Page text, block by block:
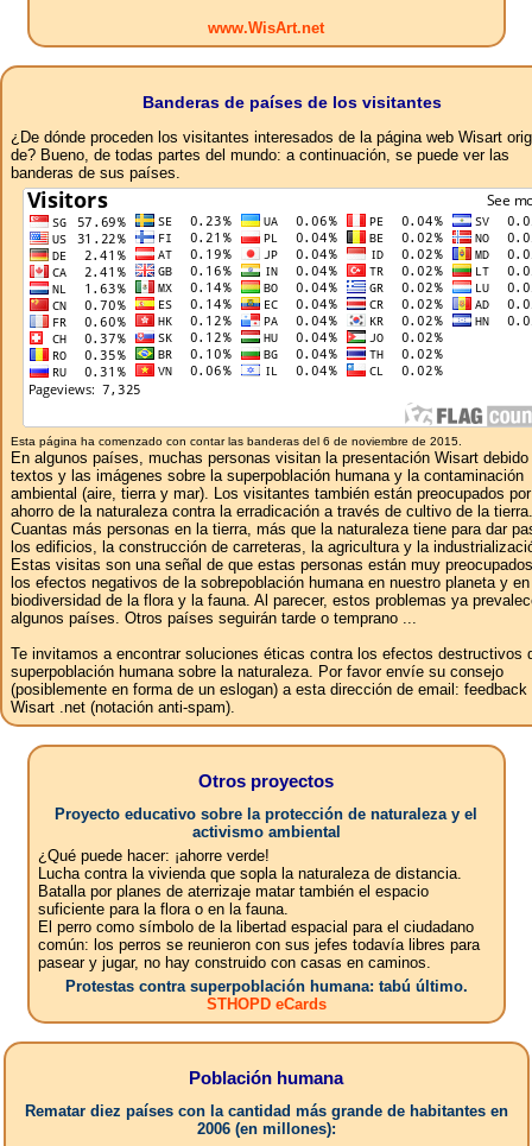
www.WisArt.net
Banderas de países de los visitantes
¿De dónde proceden los visitantes interesados ​​de la página web Wisart
de? Bueno, de todas partes del mundo: a continuación, se puede ver las
banderas de sus países.
Esta página ha comenzado con contar las banderas del 6 de noviembre de 2015.
En algunos países, muchas personas visitan la presentación Wisart
textos y las imágenes sobre la superpoblación humana y la contaminación
ambiental (aire, tierra y mar). Los visitantes también están preocupados
ahorro de la naturaleza contra la erradicación a través de cultivo de la tierra.
Cuantas más personas en la tierra, más que la naturaleza tiene para dar
los edificios, la construcción de carreteras, la agricultura y la
Estas visitas son una señal de que estas personas están muy
los efectos negativos de la sobrepoblación humana en nuestro planeta y
biodiversidad de la flora y la fauna. Al parecer, estos problemas ya
algunos países. Otros países seguirán tarde o temprano ...
Te invitamos a encontrar soluciones éticas contra los efectos destructivos
superpoblación humana sobre la naturaleza. Por favor envíe su consejo
(posiblemente en forma de un eslogan) a esta dirección de email: feedback
Wisart .net (notación anti-spam).
Otros proyectos
Proyecto educativo sobre la protección de naturaleza y el
activismo ambiental
¿Qué puede hacer: ¡ahorre verde!
Lucha contra la vivienda que sopla la naturaleza de distancia.
Batalla por planes de aterrizaje matar también el espacio
suficiente para la flora o en la fauna.
El perro como símbolo de la libertad espacial para el ciudadano
común: los perros se reunieron con sus jefes todavía libres para
pasear y jugar, no hay construido con casas en caminos.
Protestas contra superpoblación humana: tabú último.
STHOPD eCards
Población humana
Rematar diez países con la cantidad más grande de habitantes en
2006 (en millones):